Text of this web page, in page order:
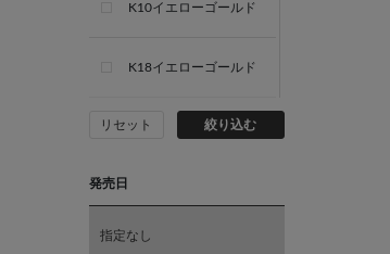
K10イエローゴールド
K18イエローゴールド
K10ホワイトゴールド
K10ピンクゴールド
リセット 絞り込む
発売日
指定なし